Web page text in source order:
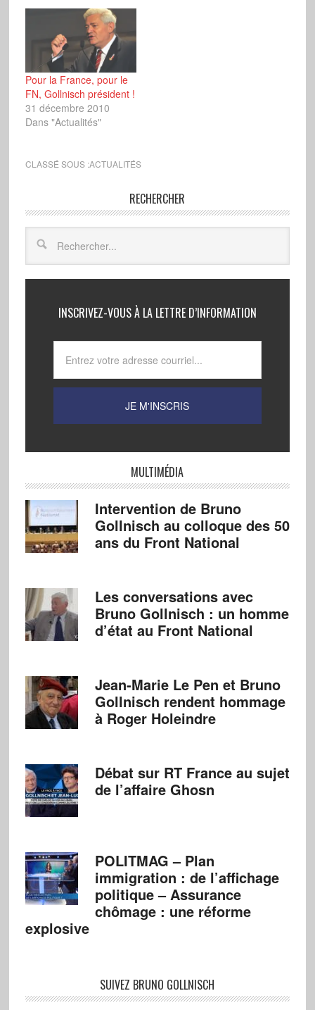
certain nombre de
embarrassantes pour les
tenants du masochisme
anti-national. Le
responsable frontiste
est…
Pour la France, pour le
FN, Gollnisch président !
31 décembre 2010
Dans "Actualités"
CLASSÉ SOUS :ACTUALITÉS
RECHERCHER
INSCRIVEZ-VOUS À LA LETTRE D’INFORMATION
MULTIMÉDIA
Intervention de Bruno
Gollnisch au colloque des 50
ans du Front National
Les conversations avec
Bruno Gollnisch : un homme
d’état au Front National
Jean-Marie Le Pen et Bruno
Gollnisch rendent hommage
à Roger Holeindre
Débat sur RT France au sujet
de l’affaire Ghosn
POLITMAG – Plan
immigration : de l’affichage
politique – Assurance
chômage : une réforme
explosive
SUIVEZ BRUNO GOLLNISCH